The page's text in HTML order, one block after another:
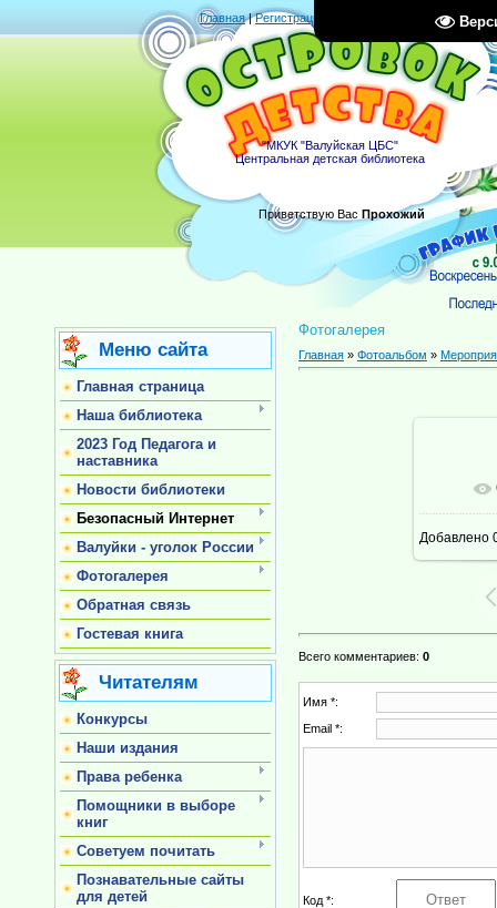
Главная|Регистрация
"МКУК "Валуйская ЦБС"
Центральная детская библиотека
Приветствую Вас Прохожий
Меню сайта
Главная страница
Наша библиотека
2023 Год Педагога и
наставника
Новости библиотеки
Безопасный Интернет
Валуйки - уголок России
Фотогалерея
Обратная связь
Гостевая книга
Читателям
Конкурсы
Наши издания
Права ребенка
Помощники в выборе
книг
Советуем почитать
Познавательные сайты
для детей
Фотогалерея
Главная » Фотоальбом »
В
Добавлено
Всего комментариев: 0
Имя *:
Email *:
Код *: